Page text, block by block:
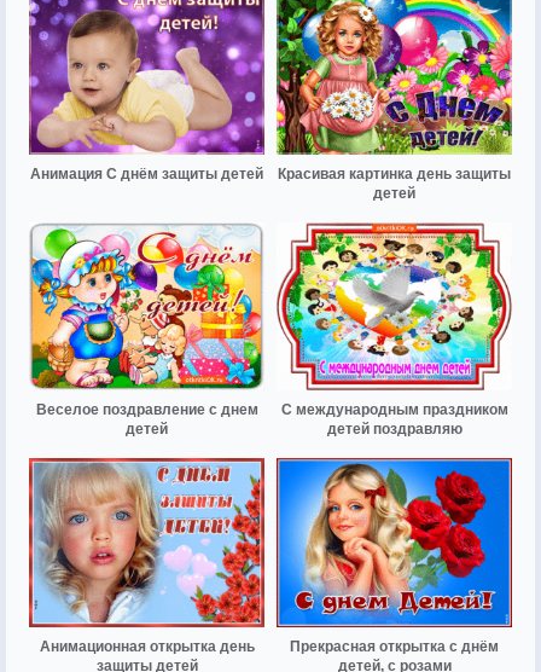
Анимация С днём защиты детей
Красивая картинка день защиты
детей
Веселое поздравление с днем
детей
С международным праздником
детей поздравляю
Анимационная открытка день
защиты детей
Прекрасная открытка с днём
детей, с розами